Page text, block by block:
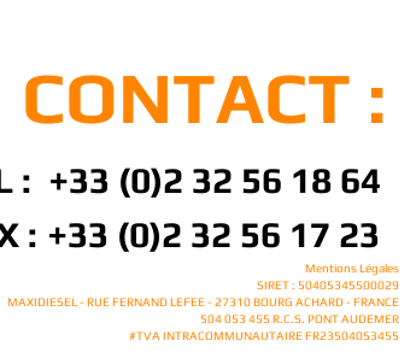
CONTACT :
: +33 (0)2 32 56 18 64
: +33 (0)2 32 56 17 23
Mentions Légales
SIRET : 50405345500029
MAXIDIESEL - RUE FERNAND LEFEE - 27310 BOURG ACHARD - FRANCE
504 053 455 R.C.S. PONT AUDEMER
#TVA INTRACOMMUNAUTAIRE FR23504053455